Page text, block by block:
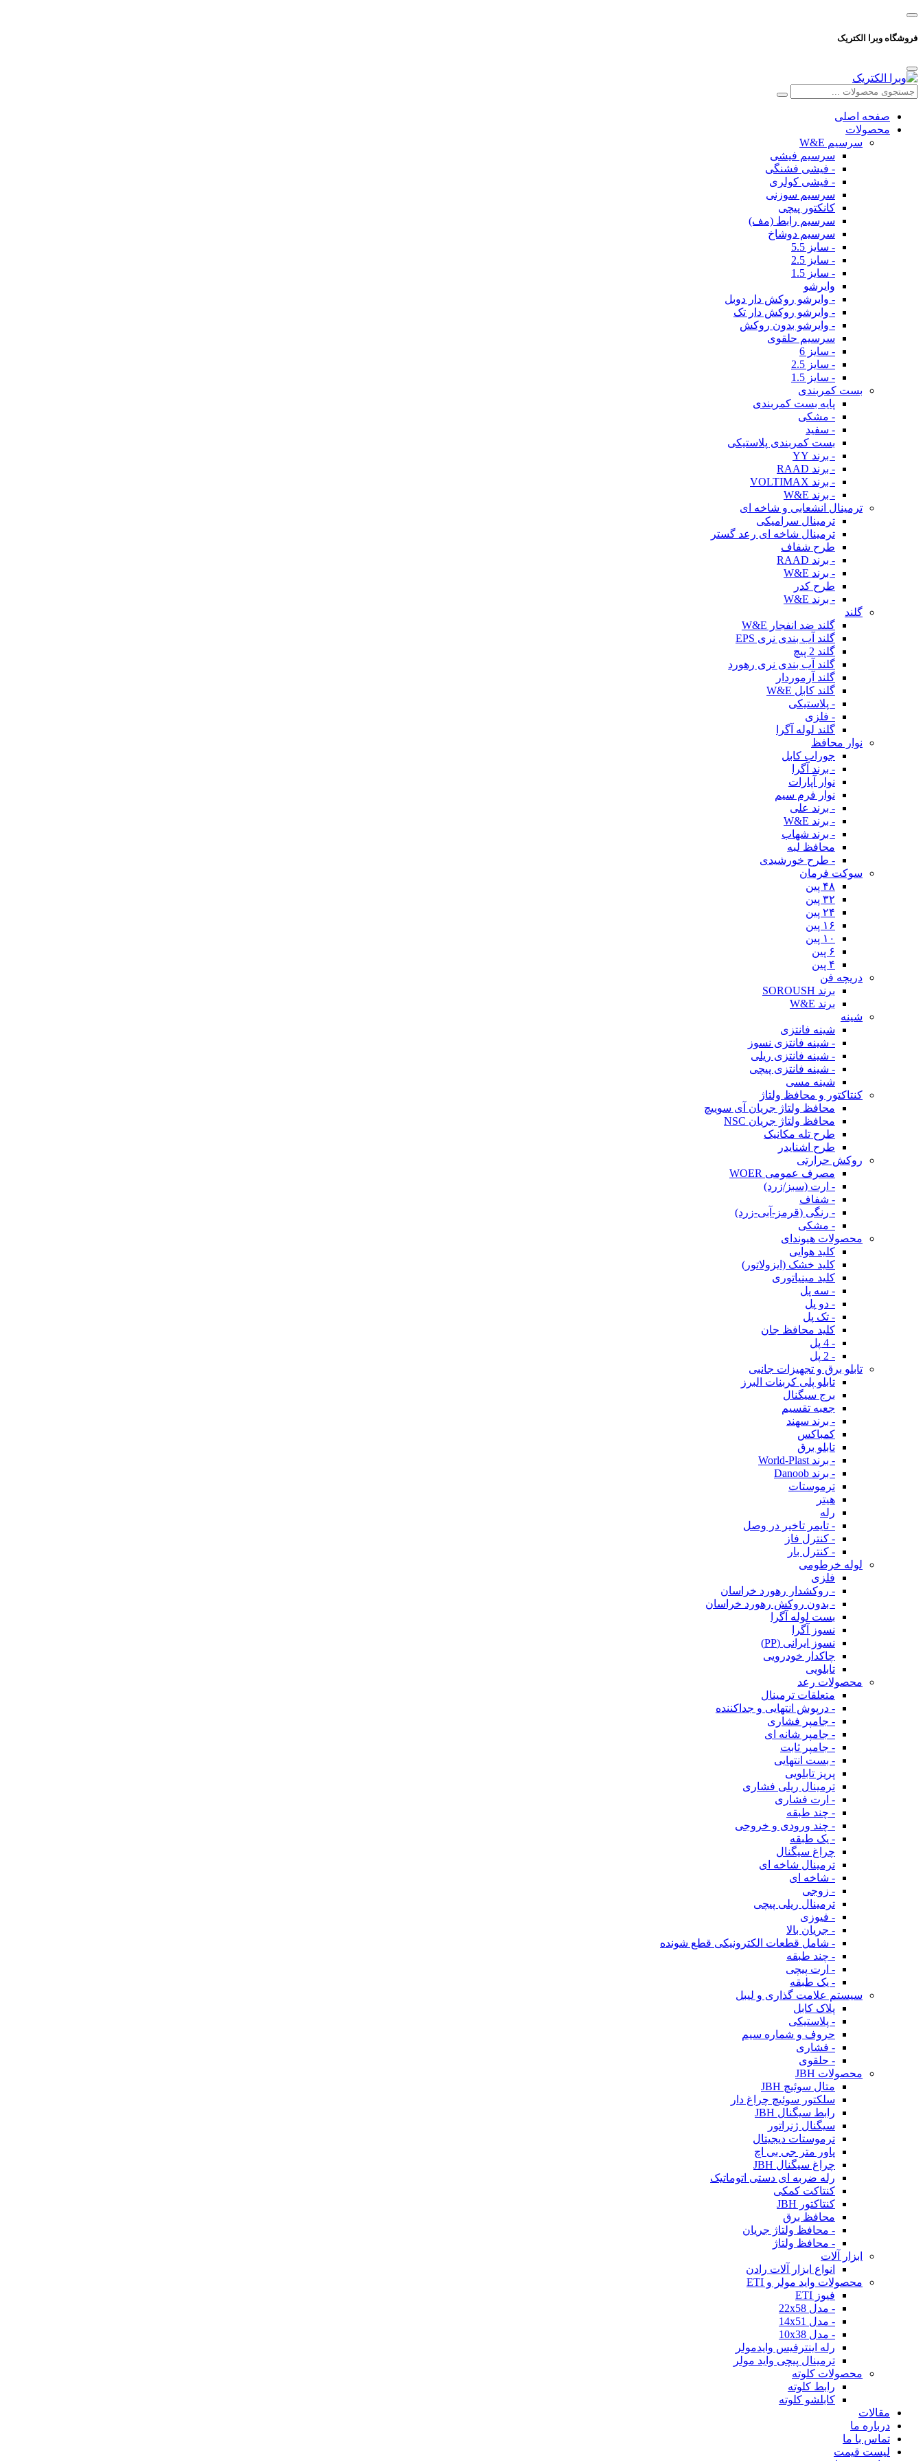
فروشگاه وبرا الکتریک
صفحه اصلی
محصولات
سرسیم W&E
سرسیم فیشی
- فیشی فشنگی
- فیشی کولری
سرسیم سوزنی
کانکتور پیچی
سرسیم رابط (مف)
سرسیم دوشاخ
- سایز 5.5
- سایز 2.5
- سایز 1.5
وایرشو
- وایرشو روکش دار دوبل
- وایرشو روکش دار تک
- وایرشو بدون روکش
سرسیم حلقوی
- سایز 6
- سایز 2.5
- سایز 1.5
بست کمربندی
پایه بست کمربندی
- مشکی
- سفید
بست کمربندی پلاستیکی
- برند YY
- برند RAAD
- برند VOLTIMAX
- برند W&E
ترمینال انشعابی و شاخه ای
ترمینال سرامیکی
ترمینال شاخه ای رعد گستر
طرح شفاف
- برند RAAD
- برند W&E
طرح کدر
- برند W&E
گلند
گلند ضد انفجار W&E
گلند آب بندی نری EPS
گلند 2 پیچ
گلند آب بندی نری رهورد
گلند آرموردار
گلند کابل W&E
- پلاستیکی
- فلزی
گلند لوله آگرا
نوار محافظ
جوراب کابل
- برند آگرا
نوار آپارات
نوار فرم سیم
- برند علی
- برند W&E
- برند شهاب
محافظ لبه
- طرح خورشیدی
سوکت فرمان
۴۸ پین
۳۲ پین
۲۴ پین
۱۶ پین
۱۰ پین
۶ پین
۴ پین
دریچه فن
برند SOROUSH
برند W&E
شینه
شینه فانتزی
- شینه فانتزی نسوز
- شینه فانتزی ریلی
- شینه فانتزی پیچی
شینه مسی
کنتاکتور و محافظ ولتاژ
محافظ ولتاژ جریان آی سوییچ
محافظ ولتاژ جریان NSC
طرح تله مکانیک
طرح اشنایدر
روکش حرارتی
مصرف عمومی WOER
- ارت (سبز/زرد)
- شفاف
- رنگی (قرمز-آبی-زرد)
- مشکی
محصولات هیوندای
کلید هوایی
کلید خشک (ایزولاتور)
کلید مینیاتوری
- سه پل
- دو پل
- تک پل
کلید محافظ جان
- 4 پل
- 2 پل
تابلو برق و تجهیزات جانبی
تابلو پلی کربنات البرز
برج سیگنال
جعبه تقسیم
- برند سهند
کمباکس
تابلو برق
- برند World-Plast
- برند Danoob
ترموستات
هیتر
رله
- تایمر تاخیر در وصل
- کنترل فاز
- کنترل بار
لوله خرطومی
فلزی
- روکشدار رهورد خراسان
- بدون روکش رهورد خراسان
بست لوله آگرا
نسوز آگرا
نسوز ایرانی (PP)
چاکدار خودرویی
تابلویی
محصولات رعد
متعلقات ترمینال
- درپوش انتهایی و جداکننده
- جامپر فشاری
- جامپر شانه ای
- جامپر ثابت
- بست انتهایی
پریز تابلویی
ترمینال ریلی فشاری
- ارت فشاری
- چند طبقه
- چند ورودی و خروجی
- یک طبقه
چراغ سیگنال
ترمینال شاخه ای
- شاخه ای
- زوجی
ترمینال ریلی پیچی
- فیوزی
- جریان بالا
- شامل قطعات الکترونیکی قطع شونده
- چند طبقه
- ارت پیچی
- یک طبقه
سیستم علامت گذاری و لیبل
پلاک کابل
- پلاستیکی
حروف و شماره سیم
- فشاری
- حلقوی
محصولات JBH
متال سوئیچ JBH
سلکتور سوئیچ چراغ دار
رابط سیگنال JBH
سیگنال ژنراتور
ترموستات دیجیتال
پاور متر جی بی اچ
چراغ سیگنال JBH
رله ضربه ای دستی اتوماتیک
کنتاکت کمکی
کنتاکتور JBH
محافظ برق
- محافظ ولتاژ جریان
- محافظ ولتاژ
ابزار آلات
انواع ابزار آلات رادن
محصولات واید مولر و ETI
فیوز ETI
- مدل 22x58
- مدل 14x51
- مدل 10x38
رله اینترفیس وایدمولر
ترمینال پیچی واید مولر
محصولات کلوته
رابط کلوته
کابلشو کلوته
مقالات
درباره ما
تماس با ما
لیست قیمت